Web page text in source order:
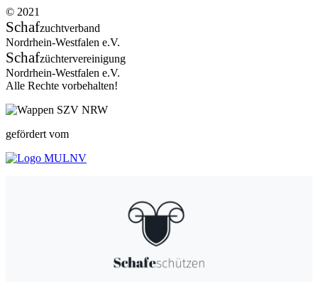
© 2021
Schafzuchtverband
Nordrhein-Westfalen e.V.
Schafzüchtervereinigung
Nordrhein-Westfalen e.V.
Alle Rechte vorbehalten!
gefördert vom